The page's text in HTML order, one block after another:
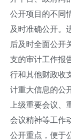
公开项目的不同
及时准确公开。
后及时全面公开
支的审计工作报
行和其他财政收
计重大信息的公
上级重要会议
会议精神等工作
公开重点，便于